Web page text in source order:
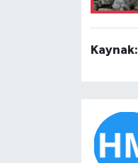
Kaynak: